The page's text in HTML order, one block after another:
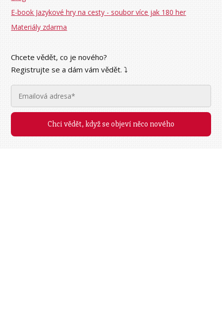
E-book Jazykové hry na cesty - soubor více jak 180 her
Materiály zdarma
Chcete vědět, co je nového?
Registrujte se a dám vám vědět. ⤵︎
Chci vědět, když se objeví něco nového